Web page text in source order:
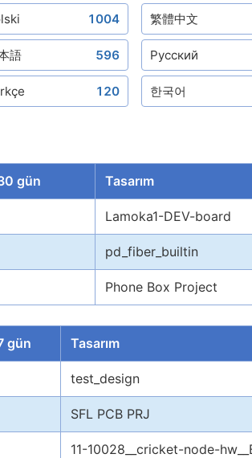
1004 繁體中文
語 596 Русский
120 한국어
gün Tasarım
Lamoka1-DEV-board
pd_fiber_builtin
Phone Box Project
gün Tasarım
test_design
SFL PCB PRJ
11-10028__cricket-node-